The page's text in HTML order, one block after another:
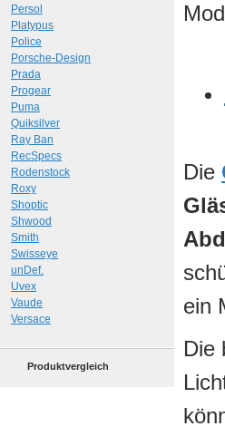
Die
ein
Die
Persol
Platypus
Police
Porsche-Design
Prada
Progear
Puma
Quiksilver
Ray Ban
RecSpecs
Rodenstock
Roxy
Shoptic
Shwood
Smith
Swisseye
unDef.
Uvex
Vaude
Versace
Produktvergleich